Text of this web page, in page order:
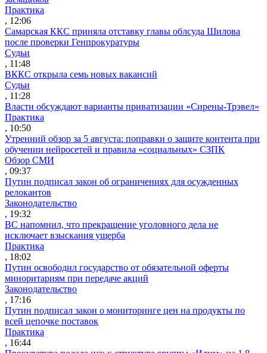
Практика
, 12:06
Самарская ККС приняла отставку главы облсуда Шилова
после проверки Генпрокуратуры
Судьи
, 11:48
ВККС открыла семь новых вакансий
Судьи
, 11:28
Власти обсуждают варианты приватизации «Сирены-Трэвел»
Практика
, 10:50
Утренний обзор за 5 августа: поправки о защите контента при
обучении нейросетей и правила «социальных» СЗПК
Обзор СМИ
, 09:37
Путин подписал закон об ограничениях для осужденных
релокантов
Законодательство
, 19:32
ВС напомнил, что прекращение уголовного дела не
исключает взыскания ущерба
Практика
, 18:02
Путин освободил государство от обязательной оферты
миноритариям при передаче акций
Законодательство
, 17:16
Путин подписал закон о мониторинге цен на продукты по
всей цепочке поставок
Практика
, 16:44